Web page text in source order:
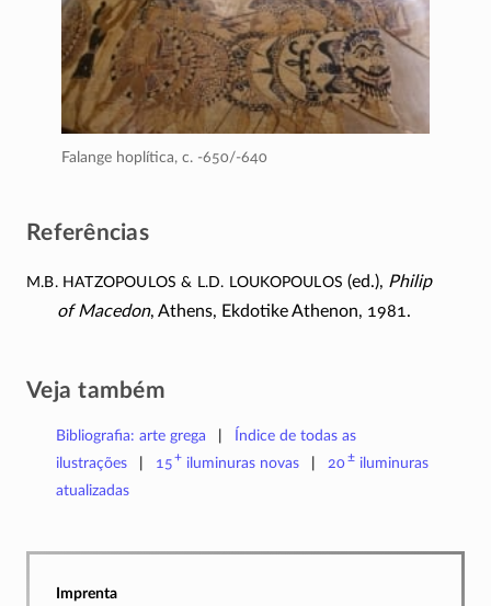
Falange hoplítica, c. -650/-640
Referências
M.B. Hatzopoulos & L.D. Loukopoulos (ed.), Philip
of Macedon, Athens, Ekdotike Athenon, 1981.
Veja também
Bibliografia: arte grega
Índice de todas as
ilustrações
15+ iluminuras novas 20±iluminuras
atualizadas
Imprenta